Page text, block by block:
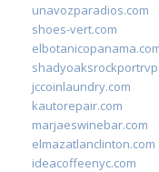
unavozparadios.com
shoes-vert.com
jccoinlaundry.com
kautorepair.com
marjaeswinebar.com
elmazatlanclinton.com
ideacoffeenyc.com